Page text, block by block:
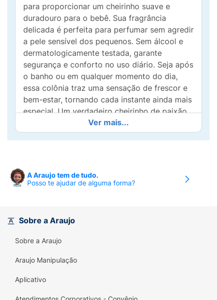
para proporcionar um cheirinho suave e
duradouro para o bebê. Sua fragrância
delicada é perfeita para perfumar sem agredir
a pele sensível dos pequenos. Sem álcool e
dermatologicamente testada, garante
segurança e conforto no uso diário. Seja após
o banho ou em qualquer momento do dia,
essa colônia traz uma sensação de frescor e
bem-estar, tornando cada instante ainda mais
especial. Um verdadeiro cheirinho de paixão
para acompanhar os primeiros momentos do
seu bebê!
Ver mais...
A Araujo tem de tudo.
Posso te ajudar de alguma forma?
Sobre a Araujo
Sobre a Araujo
Araujo Manipulação
Aplicativo